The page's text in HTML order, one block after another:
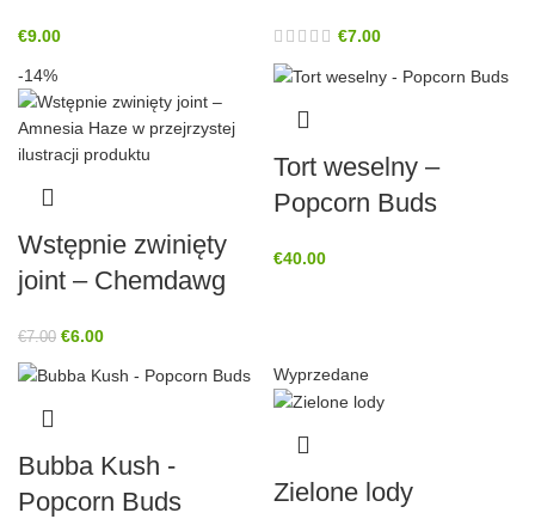
€9.00 €7.00
-14%
Wstępnie zwinięty
joint – Chemdawg
€7.00 €6.00
Tort weselny –
Popcorn Buds
€40.00
Bubba Kush -
Popcorn Buds
Wyprzedane
Zielone lody